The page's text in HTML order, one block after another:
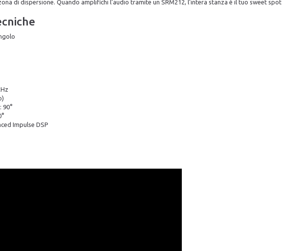
di dispersione. Quando amplifichi l'audio tramite un SRM212, l'intera stanza è il tuo sweet spot
90°
Impulse DSP